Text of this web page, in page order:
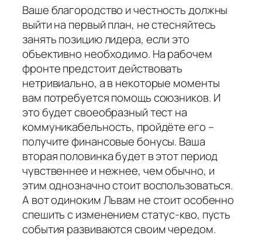
Ваше благородство и честность должны
выйти на первый план, не стесняйтесь
занять позицию лидера, если это
объективно необходимо. На рабочем
фронте предстоит действовать
нетривиально, а в некоторые моменты
вам потребуется помощь союзников. И
это будет своеобразный тест на
коммуникабельность, пройдёте его –
получите финансовые бонусы. Ваша
вторая половинка будет в этот период
чувственнее и нежнее, чем обычно, и
этим однозначно стоит воспользоваться.
А вот одиноким Львам не стоит особенно
спешить с изменением статус-кво, пусть
события развиваются своим чередом.